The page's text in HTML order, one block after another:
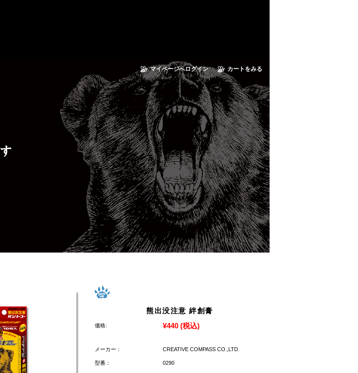
マイページへログイン カートをみる
熊出没注意 絆創膏
価格: ¥440 (税込)
メーカー： CREATIVE COMPASS CO.,LTD.
型番： 0290